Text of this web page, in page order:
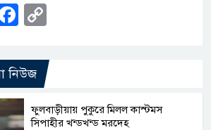
Facebook
নিউজ
ফুলবাড়ীয়ায় পুকুরে মিলল কাস্টমস
সিপাহীর খন্ডখন্ড মরদেহ